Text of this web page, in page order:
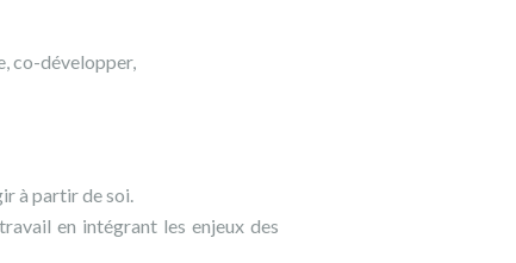
co-développer,
à partir de soi.
en intégrant les enjeux des